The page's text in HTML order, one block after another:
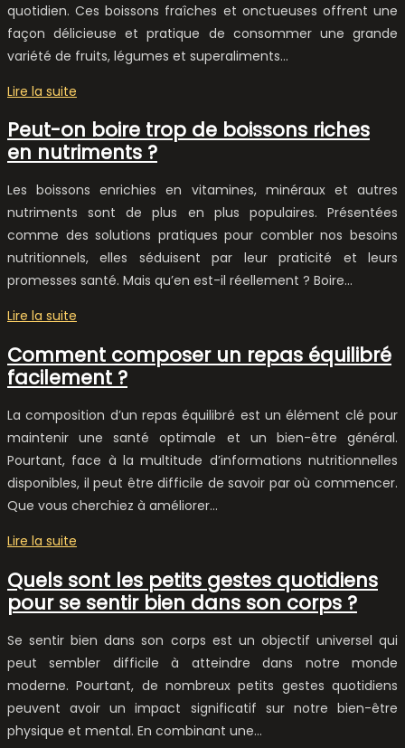
quotidien. Ces boissons fraîches et onctueuses offrent une
façon délicieuse et pratique de consommer une grande
variété de fruits, légumes et superaliments…
Lire la suite
Peut-on boire trop de boissons riches
en nutriments ?
Les boissons enrichies en vitamines, minéraux et autres
nutriments sont de plus en plus populaires. Présentées
comme des solutions pratiques pour combler nos besoins
nutritionnels, elles séduisent par leur praticité et leurs
promesses santé. Mais qu’en est-il réellement ? Boire…
Lire la suite
Comment composer un repas équilibré
facilement ?
La composition d’un repas équilibré est un élément clé pour
maintenir une santé optimale et un bien-être général.
Pourtant, face à la multitude d’informations nutritionnelles
disponibles, il peut être difficile de savoir par où commencer.
Que vous cherchiez à améliorer…
Lire la suite
Quels sont les petits gestes quotidiens
pour se sentir bien dans son corps ?
Se sentir bien dans son corps est un objectif universel qui
peut sembler difficile à atteindre dans notre monde
moderne. Pourtant, de nombreux petits gestes quotidiens
peuvent avoir un impact significatif sur notre bien-être
physique et mental. En combinant une…